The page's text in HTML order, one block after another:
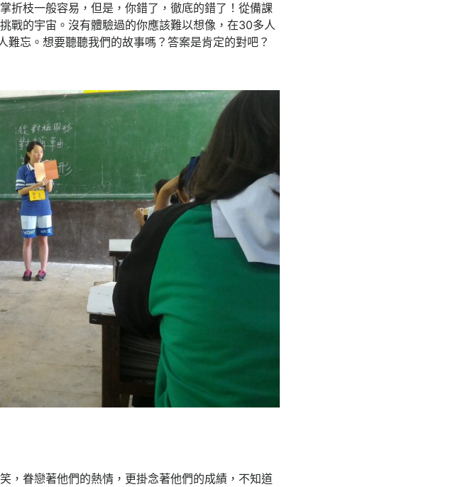
折枝一般容易，但是，你錯了，徹底的錯了！從備課
戰的宇宙。沒有體驗過的你應該難以想像，在30多人
難忘。想要聽聽我們的故事嗎？答案是肯定的對吧？
，眷戀著他們的熱情，更掛念著他們的成績，不知道